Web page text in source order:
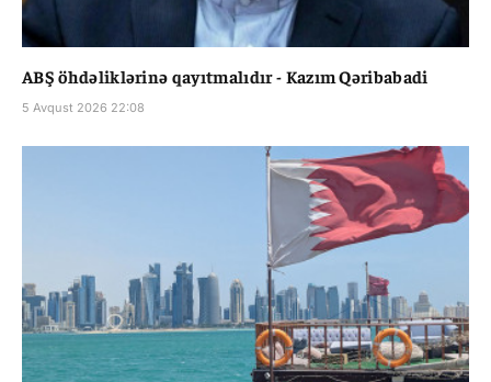
ABŞ öhdəliklərinə qayıtmalıdır - Kazım Qəribabadi
5 Avqust 2026 22:08